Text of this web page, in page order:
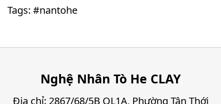
Tags: #nantohe
Nghệ Nhân Tò He CLAY
Địa chỉ: 2867/68/5B QL1A, Phường Tân Thới